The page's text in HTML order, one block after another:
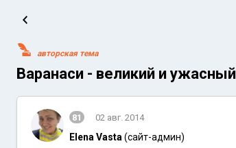
авторская тема
Варанаси - великий и ужасный
81 02 авг. 2014
Elena Vasta (сайт-админ)